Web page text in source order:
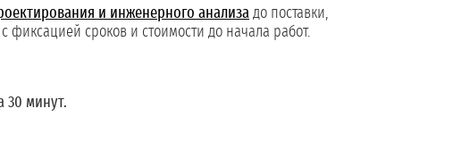
и инженерного анализа до поставки,
фиксацией сроков и стоимости до начала работ.
30 минут.